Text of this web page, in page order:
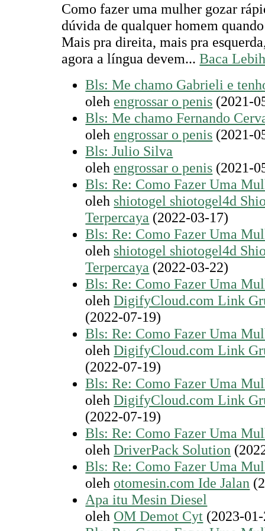
Como fazer uma mulher gozar
dúvida de qualquer homem
Mais pra direita, mais pra
agora a língua devem...Baca
Bls: Me chamo Gabrieli e
oleh engrossar o penis (2021-
Bls: Me chamo Fernando
oleh engrossar o penis (2021-
Bls: Julio Silva
oleh engrossar o penis (2021-
Bls: Re: Como Fazer Uma
oleh shiotogel shiotogel4d
Terpercaya (2022-03-17)
Bls: Re: Como Fazer Uma
oleh shiotogel shiotogel4d
Terpercaya (2022-03-22)
Bls: Re: Como Fazer Uma
olehDigifyCloud.com Link
(2022-07-19)
Bls: Re: Como Fazer Uma
olehDigifyCloud.com Link
(2022-07-19)
Bls: Re: Como Fazer Uma
olehDigifyCloud.com Link
(2022-07-19)
Bls: Re: Como Fazer Uma
olehDriverPack Solution
Bls: Re: Como Fazer Uma
oleh otomesin.com Ide Jalan
Apa itu Mesin Diesel
oleh OM Demot Cyt (2023-